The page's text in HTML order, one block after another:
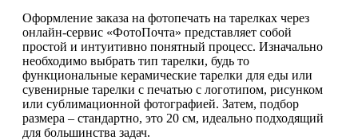
Оформление заказа на фотопечать на тарелках через
онлайн-сервис «ФотоПочта» представляет собой
простой и интуитивно понятный процесс. Изначально
необходимо выбрать тип тарелки, будь то
функциональные керамические тарелки для еды или
сувенирные тарелки с печатью с логотипом, рисунком
или сублимационной фотографией. Затем, подбор
размера – стандартно, это 20 см, идеально подходящий
для большинства задач.